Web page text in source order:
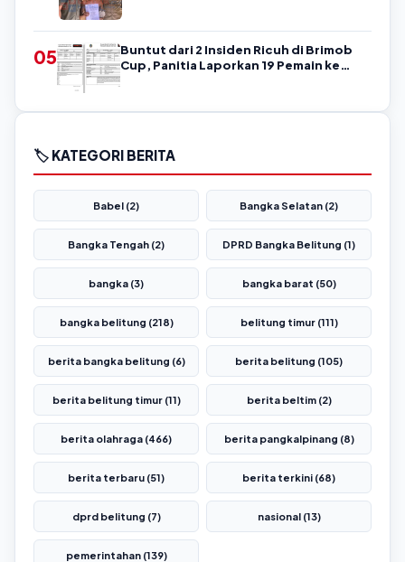
05
Buntut dari 2 Insiden Ricuh di Brimob
Cup, Panitia Laporkan 19 Pemain ke
🏷️ KATEGORI BERITA
Babel (2) Bangka Selatan (2)
Bangka Tengah (2) DPRD Bangka Belitung (1)
bangka (3) bangka barat (50)
bangka belitung (218) belitung timur (111)
berita bangka belitung (6) berita belitung (105)
berita belitung timur (11) berita beltim (2)
berita olahraga (466) berita pangkalpinang (8)
berita terbaru (51) berita terkini (68)
dprd belitung (7) nasional (13)
pemerintahan (139)